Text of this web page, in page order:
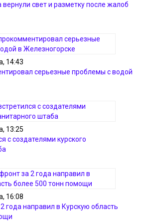
свет и разметку после жалоб
14:43
серьезные проблемы с водой
13:25
с создателями курского
16:08
года направил в Курскую область